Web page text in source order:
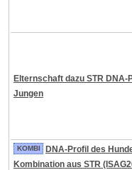
Elternschaft dazu STR DNA-
Jungen
KOMBI
DNA-Profil des
Kombination aus STR